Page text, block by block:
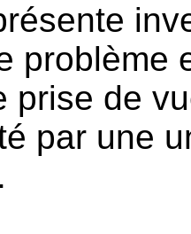
problème
prise de
par une